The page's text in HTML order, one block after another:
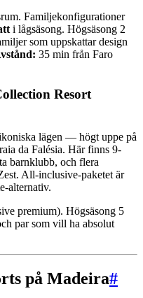
Familjekonfigurationer
i lågsäsong. Högsäsong 2
som uppskattar design
35 min från Faro
Resort
lägen — högt uppe på
da Falésia. Här finns 9-
barnklubb, och flera
All-inclusive-paketet är
alternativ.
premium). Högsäsong 5
par som vill ha absolut
på Madeira#